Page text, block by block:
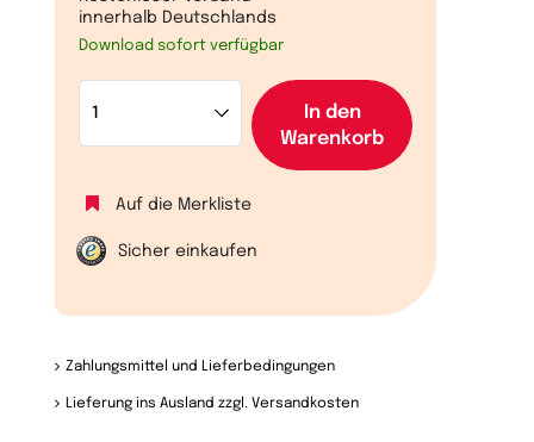
innerhalb Deutschlands
Download sofort verfügbar
In den
Warenkorb
Auf die Merkliste
Sicher einkaufen
Zahlungsmittel und Lieferbedingungen
Lieferung ins Ausland zzgl. Versandkosten